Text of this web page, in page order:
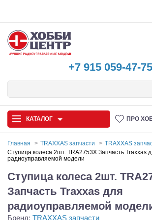
+7 915 059-47-75
КАТАЛОГ ПРО
Автомодели
Запчасти и аксессуары
Игрушки
Главная TRAXXAS запчасти
TRAXXAS
Ступица колеса 2шт. TRA2753X Запчасть Traxxas
радиоуправляемой модели
Ступица колеса 2шт.
Запчасть Traxxas для
радиоуправляемой
Бренд: TRAXXAS запчасти